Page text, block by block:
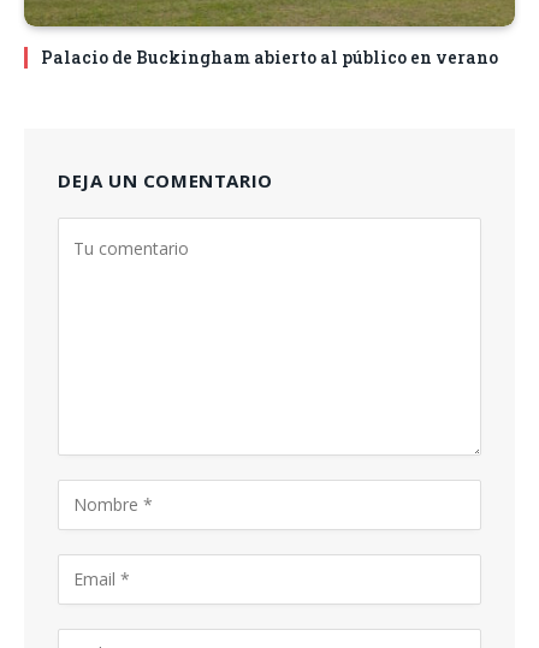
Palacio de Buckingham abierto al público en verano
DEJA UN COMENTARIO